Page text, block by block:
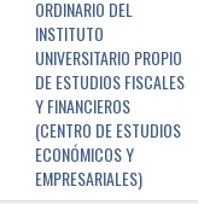
ORDINARIO DEL
INSTITUTO
UNIVERSITARIO PROPIO
DE ESTUDIOS FISCALES
Y FINANCIEROS
(CENTRO DE ESTUDIOS
ECONÓMICOS Y
EMPRESARIALES)